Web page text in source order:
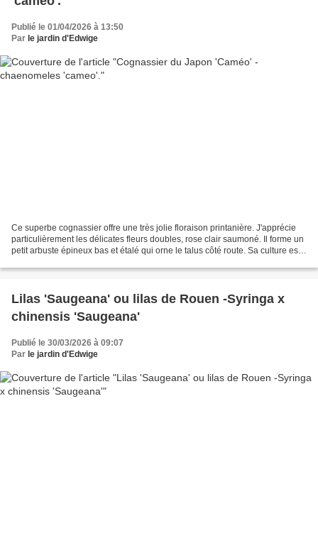
Publié le 01/04/2026 à 13:50
Par le jardin d'Edwige
Ce superbe cognassier offre une très jolie floraison printanière. J'apprécie
particulièrement les délicates fleurs doubles, rose clair saumoné. Il forme un
petit arbuste épineux bas et étalé qui orne le talus côté route. Sa culture est
Lilas 'Saugeana' ou lilas de Rouen -Syringa x
chinensis 'Saugeana'
Publié le 30/03/2026 à 09:07
Par le jardin d'Edwige